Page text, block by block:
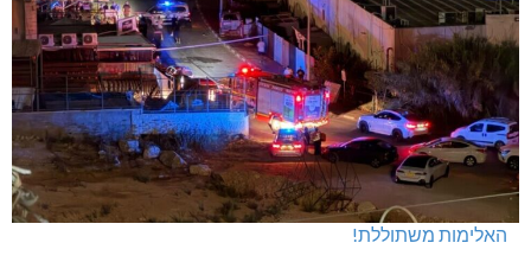
האלימות משתוללת!